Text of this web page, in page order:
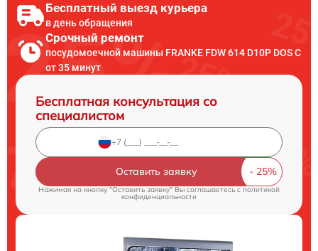
Бесплатный выезд курьера
в день обращения
Срочный ремонт
посудомоечной машины FRANKE FDW 614 D10P DOS C
от 35 минут
Бесплатная консультация со
специалистом
Оставить заявку
Нажимая на кнопку "Оставить заявку" Вы соглашаетесь cполитикой
конфиденциальности